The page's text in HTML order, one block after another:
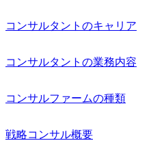
コンサルタントのキャリア
コンサルタントの業務内容
コンサルファームの種類
戦略コンサル概要